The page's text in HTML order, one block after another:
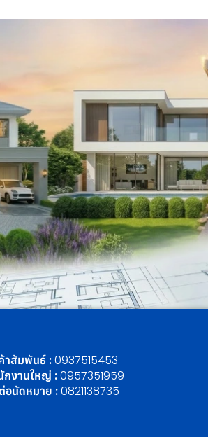
าสัมพันธ์ :0937515453
กงานใหญ่ :0957351959
อนัดหมาย :0821138735